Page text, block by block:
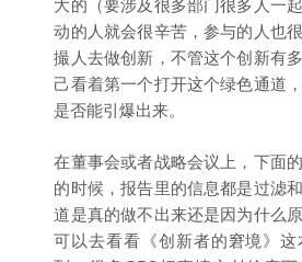
大的（要涉及很多部门很多人一
动的人就会很辛苦，参与的人也
撮人去做创新，不管这个创新有
己看着第一个打开这个绿色通道
是否能引爆出来。
在董事会或者战略会议上，下面
的时候，报告里的信息都是过滤
道是真的做不出来还是因为什么
可以去看看《创新者的窘境》